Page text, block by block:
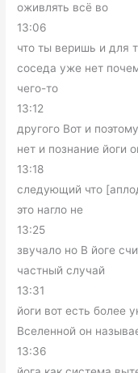
оживлять всё во
13:06
что ты веришь и для
соседа уже нет
чего-то
13:12
другого Вот и
нет и познание йоги
13:18
следующий что
это нагло не
13:25
звучало но В йоге
частный случай
13:31
йоги вот есть более
Вселенной он
13:36